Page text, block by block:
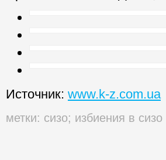
Источник: www.k-z.com.ua
метки: сизо; избиения в сизо